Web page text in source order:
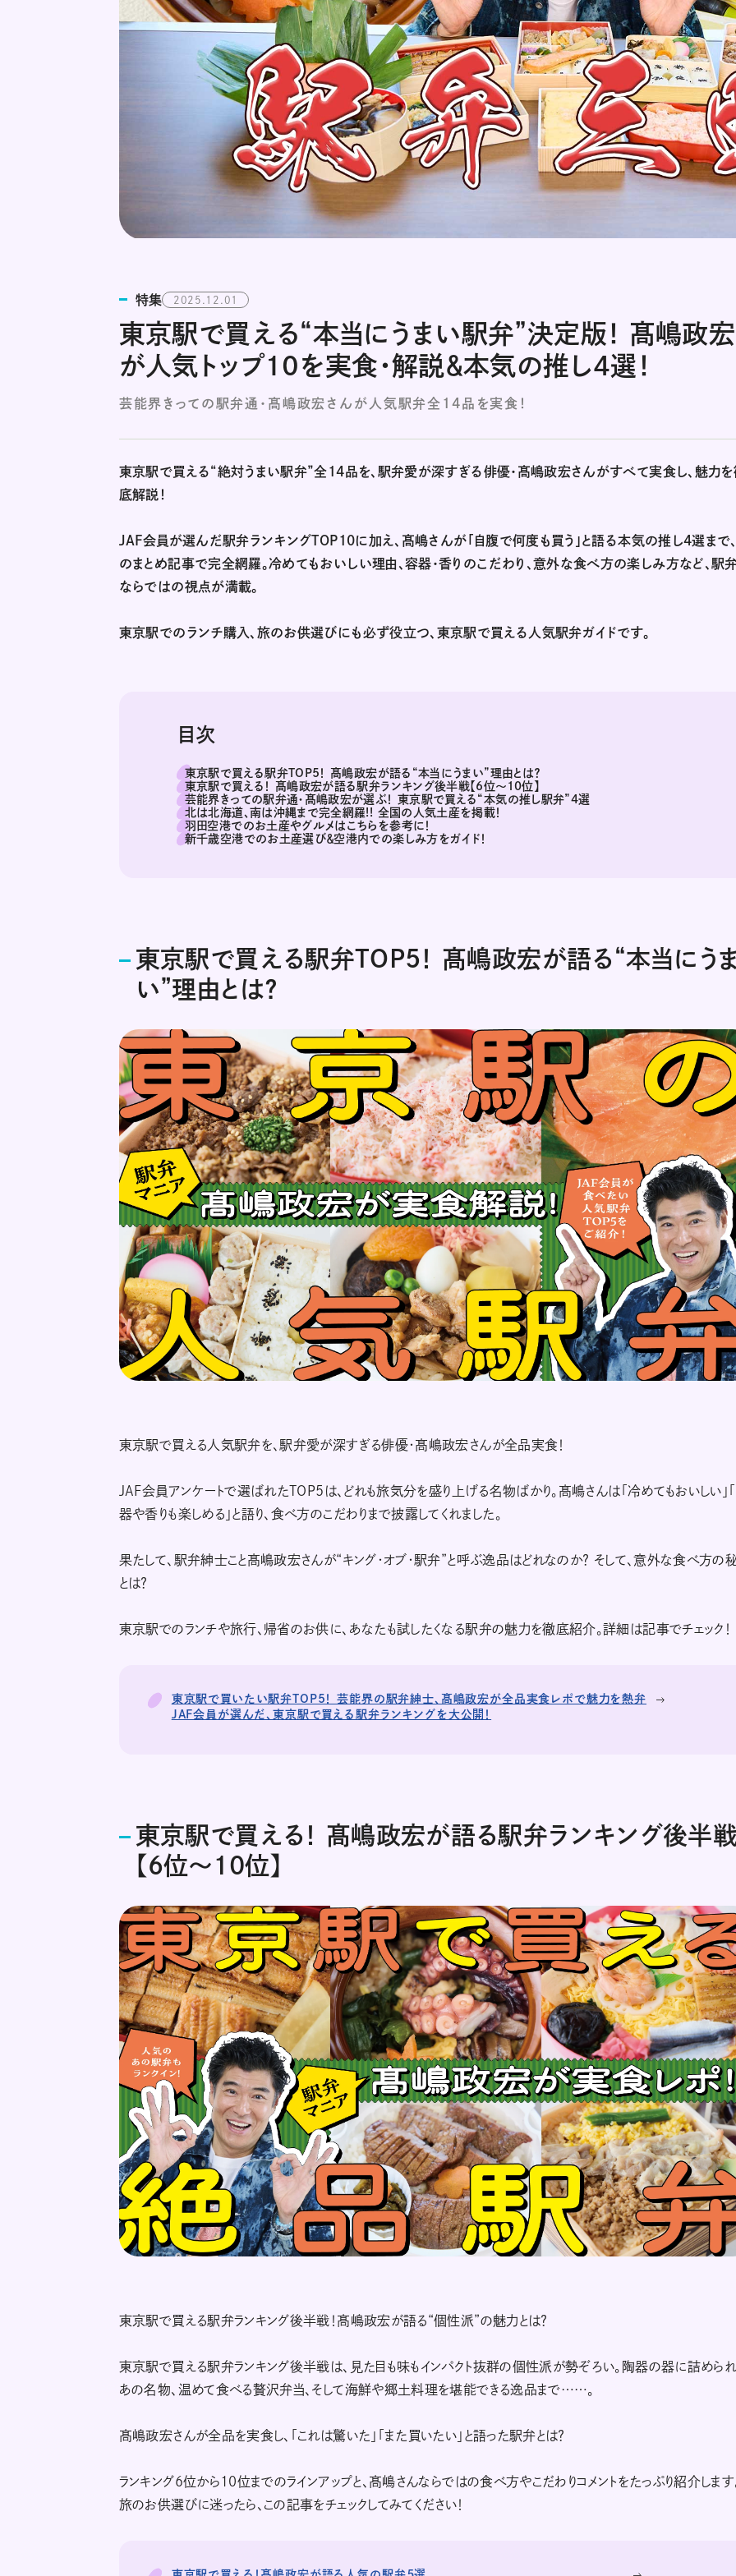
特集 2025.12.01
東京駅で買える“本当にうまい駅弁”決定版！ 髙嶋政宏
が人気トップ10を実食・解説＆本気の推し4選！
芸能界きっての駅弁通・髙嶋政宏さんが人気駅弁全14品を実食！
東京駅で買える“絶対うまい駅弁”全14品を、駅弁愛が深すぎる俳優・髙嶋政宏さんがすべて実食し、魅力
底解説！
JAF会員が選んだ駅弁ランキングTOP10に加え、髙嶋さんが「自腹で何度も買う」と語る本気の推し4選まで
のまとめ記事で完全網羅。冷めてもおいしい理由、容器・香りのこだわり、意外な食べ方の楽しみ方など、駅
ならではの視点が満載。
東京駅でのランチ購入、旅のお供選びにも必ず役立つ、東京駅で買える人気駅弁ガイドです。
目次
東京駅で買える駅弁TOP5！ 髙嶋政宏が語る“本当にうまい”理由とは？
東京駅で買える！ 髙嶋政宏が語る駅弁ランキング後半戦【6位～10位】
芸能界きっての駅弁通・髙嶋政宏が選ぶ！ 東京駅で買える“本気の推し駅弁”4選
北は北海道、南は沖縄まで完全網羅!! 全国の人気土産を掲載！
羽田空港でのお土産やグルメはこちらを参考に！
新千歳空港でのお土産選び＆空港内での楽しみ方をガイド！
東京駅で買える駅弁TOP5！ 髙嶋政宏が語る“本当にう
い”理由とは？
東京駅で買える人気駅弁を、駅弁愛が深すぎる俳優・髙嶋政宏さんが全品実食！
JAF会員アンケートで選ばれたTOP5は、どれも旅気分を盛り上げる名物ばかり。髙嶋さんは「冷めてもおいしい」
器や香りも楽しめる」と語り、食べ方のこだわりまで披露してくれました。
果たして、駅弁紳士こと髙嶋政宏さんが“キング・オブ・駅弁”と呼ぶ逸品はどれなのか？ そして、意外な食べ方の
とは？
東京駅でのランチや旅行、帰省のお供に、あなたも試したくなる駅弁の魅力を徹底紹介。詳細は記事でチェック！
東京駅で買いたい駅弁TOP5！ 芸能界の駅弁紳士、髙嶋政宏が全品実食レポで魅力を熱弁
JAF会員が選んだ、東京駅で買える駅弁ランキングを大公開！
東京駅で買える！ 髙嶋政宏が語る駅弁ランキング後半
【6位～10位】
東京駅で買える駅弁ランキング後半戦！髙嶋政宏が語る“個性派”の魅力とは？
東京駅で買える駅弁ランキング後半戦は、見た目も味もインパクト抜群の個性派が勢ぞろい。陶器の器に詰めら
あの名物、温めて食べる贅沢弁当、そして海鮮や郷土料理を堪能できる逸品まで……。
髙嶋政宏さんが全品を実食し、「これは驚いた」「また買いたい」と語った駅弁とは？
ランキング6位から10位までのラインアップと、髙嶋さんならではの食べ方やこだわりコメントをたっぷり紹介します
旅のお供選びに迷ったら、この記事をチェックしてみてください！